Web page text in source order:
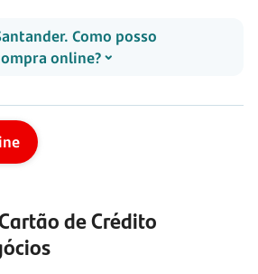
Como posso
online?
de Crédito